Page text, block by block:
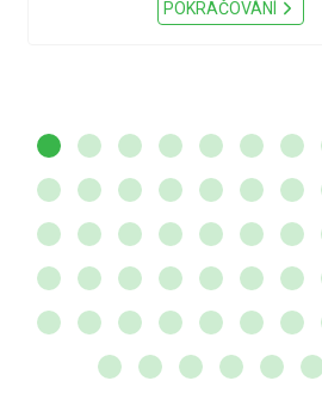
POKRAČOVÁNÍ